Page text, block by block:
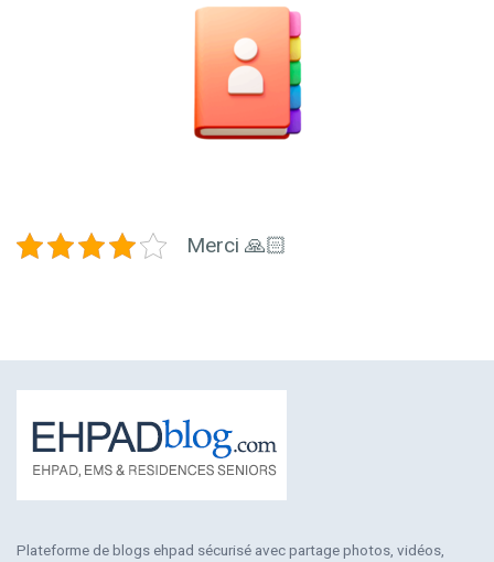
Merci 🙏🏻
Plateforme de blogs ehpad sécurisé avec partage photos, vidéos,